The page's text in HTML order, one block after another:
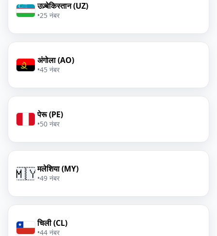
उज़्बेकिस्तान (UZ)
•25 नंबर
अंगोला (AO)
•45 नंबर
पेरू (PE)
•50 नंबर
🇲🇾मलेशिया (MY)
•49 नंबर
चिली (CL)
•44 नंबर